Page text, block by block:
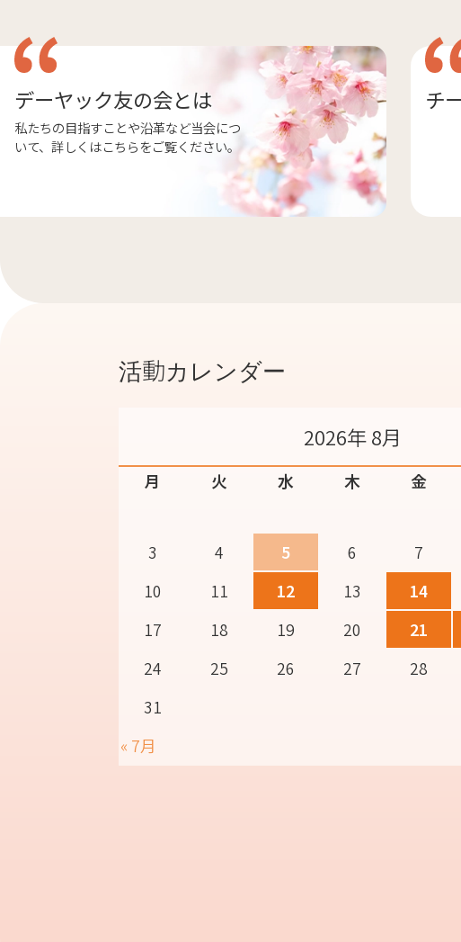
デーヤック友の会とは
私たちの目指すことや沿革など当会につ
いて、詳しくはこちらをご覧ください。
チ
活動カレンダー
2026年 8月
月 火 水 木 金
3
4 5 6 7
10
11 12 13 14
17
18 19 20 21
24
25 26 27 28
31
« 7月